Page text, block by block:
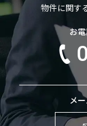
物件に関す
お
メ